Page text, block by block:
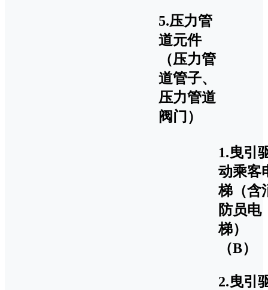
5.压力管
道元件
（压力管
道管子、
压力管道
阀门）
1.曳引
动乘客
梯（含
防员电
梯）
（B）
2.曳引